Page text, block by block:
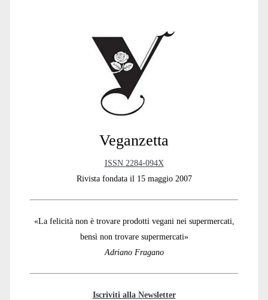
Veganzetta
ISSN 2284-094X
Rivista fondata il 15 maggio 2007
«La felicità non è trovare prodotti vegani nei supermercati,
bensì non trovare supermercati»
Adriano Fragano
Iscriviti alla Newsletter